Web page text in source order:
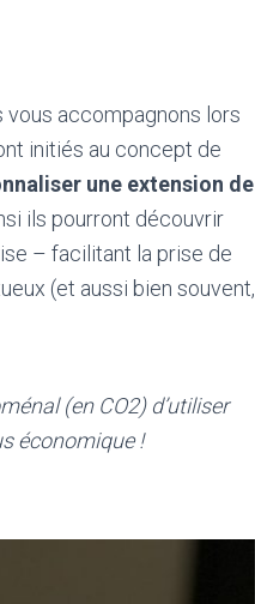
vous accompagnons lors
initiés au concept de
une extension de
ils pourront découvrir
– facilitant la prise de
(et aussi bien souvent,
(en CO2) d’utiliser
économique !